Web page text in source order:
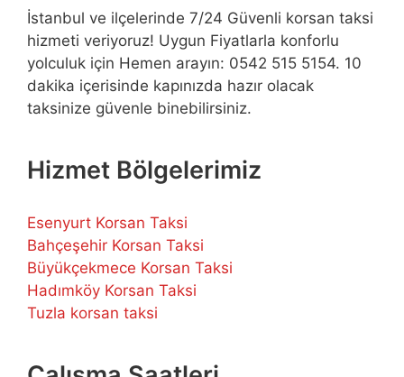
İstanbul ve ilçelerinde 7/24 Güvenli korsan taksi
hizmeti veriyoruz! Uygun Fiyatlarla konforlu
yolculuk için Hemen arayın: 0542 515 5154. 10
dakika içerisinde kapınızda hazır olacak
taksinize güvenle binebilirsiniz.
Hizmet Bölgelerimiz
Esenyurt Korsan Taksi
Bahçeşehir Korsan Taksi
Büyükçekmece Korsan Taksi
Hadımköy Korsan Taksi
Tuzla korsan taksi